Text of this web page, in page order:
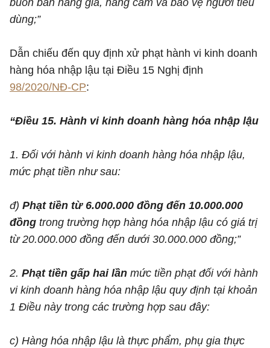
buôn bán hàng giả, hàng cấm và bảo vệ người tiêu
dùng;”
Dẫn chiếu đến quy định xử phạt hành vi kinh doanh
hàng hóa nhập lậu tại Điều 15 Nghị định
98/2020/NĐ-CP:
“Điều 15. Hành vi kinh doanh hàng hóa nhập lậu
1. Đối với hành vi kinh doanh hàng hóa nhập lậu,
mức phạt tiền như sau:
đ) Phạt tiền từ 6.000.000 đồng đến 10.000.000
đồng trong trường hợp hàng hóa nhập lậu có giá trị
từ 20.000.000 đồng đến dưới 30.000.000 đồng;”
2. Phạt tiền gấp hai lần mức tiền phạt đối với hành
vi kinh doanh hàng hóa nhập lậu quy định tại khoản
1 Điều này trong các trường hợp sau đây:
c) Hàng hóa nhập lậu là thực phẩm, phụ gia thực